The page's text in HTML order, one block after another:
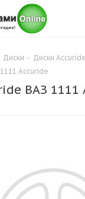
Диски - Диски Accuride
Accuride
ВАЗ 1111